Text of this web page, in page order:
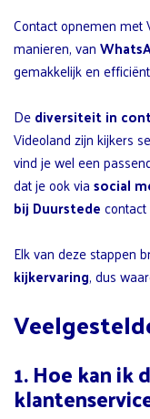
Contact opnemen met
manieren, van
gemakkelijk en
Dediversiteit in
Videoland zijn kijkers
vind je wel een
dat je ook viasocial
bij Duurstede
Elk van deze stappen
kijkervaring, dus
1. Hoe kan ik